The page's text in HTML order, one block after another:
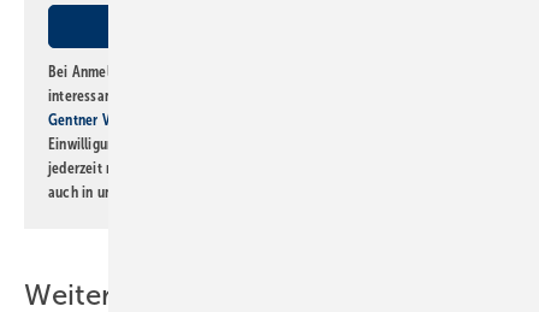
Bei Anmeldung zu diesem Newsletter bin ich damit einverstanden, über
interessante Verlags- und Online-Angebote
Gentner Verlag GmbH & Co. KG
Einwilligung kann ich jederzeit widerrufen und eine Abmeldung ist
jederzeit möglich. Informationen zum Umgang mit Daten finden Sie
auch in unserer
Weitere Inhalte